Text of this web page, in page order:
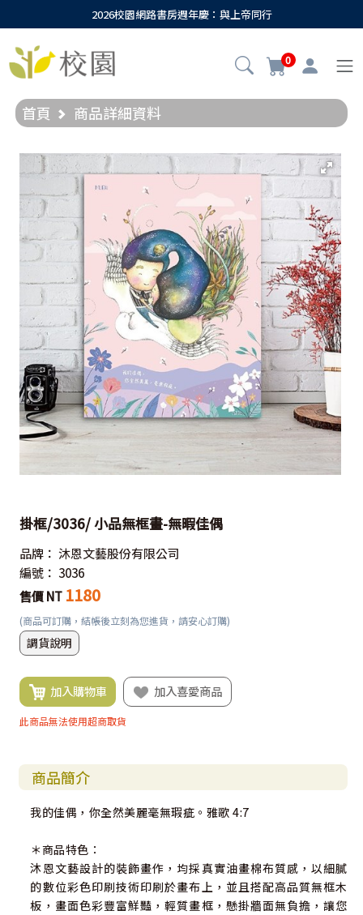
2026校園網路書房週年慶：與上帝同行
0
首頁 商品詳細資料
掛框/3036/ 小品無框畫-無暇佳偶
品牌： 沐恩文藝股份有限公司
編號： 3036
售價 NT 1180
(商品可訂購，結帳後立刻為您進貨，請安心訂購)
調貨說明
加入購物車 加入喜愛商品
此商品無法使用超商取貨
商品簡介
我的佳偶，你全然美麗毫無瑕疵。雅歌 4:7
＊商品特色：
沐恩文藝設計的裝飾畫作，均採真實油畫棉布質感，以細膩
的數位彩色印刷技術印刷於畫布上，並且搭配高品質無框木
板，畫面色彩豐富鮮豔，輕質畫框，懸掛牆面無負擔，讓您